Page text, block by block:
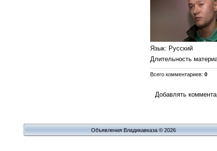
Язык: Русский
Длительность
Всего комментариев: 0
Добавлять
Объявления Владикавказа © 2026